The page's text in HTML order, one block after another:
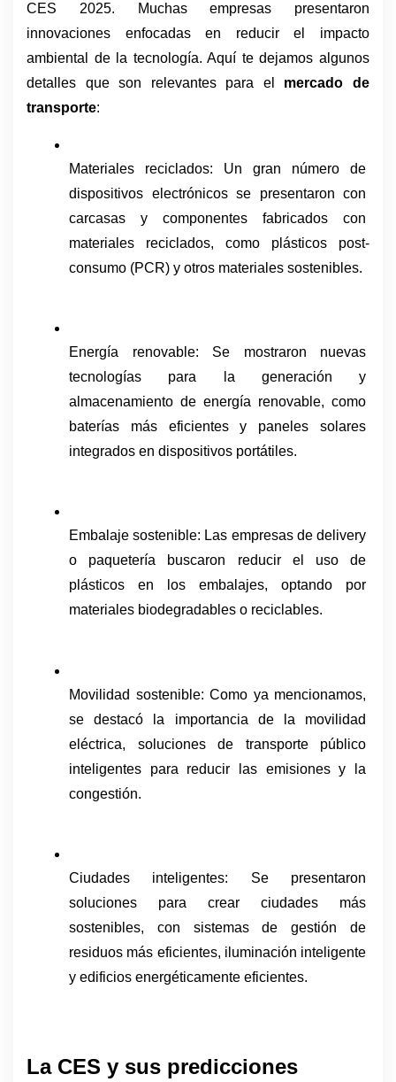
CES 2025. Muchas empresas presentaron
innovaciones enfocadas en reducir el impacto
ambiental de la tecnología. Aquí te dejamos algunos
detalles que son relevantes para el mercado de
transporte:
Materiales reciclados: Un gran número de
dispositivos electrónicos se presentaron con
carcasas y componentes fabricados con
materiales reciclados, como plásticos post-
consumo (PCR) y otros materiales sostenibles.
Energía renovable: Se mostraron nuevas
tecnologías para la generación y
almacenamiento de energía renovable, como
baterías más eficientes y paneles solares
integrados en dispositivos portátiles.
Embalaje sostenible: Las empresas de delivery
o paquetería buscaron reducir el uso de
plásticos en los embalajes, optando por
materiales biodegradables o reciclables.
Movilidad sostenible: Como ya mencionamos,
se destacó la importancia de la movilidad
eléctrica, soluciones de transporte público
inteligentes para reducir las emisiones y la
congestión.
Ciudades inteligentes: Se presentaron
soluciones para crear ciudades más
sostenibles, con sistemas de gestión de
residuos más eficientes, iluminación inteligente
y edificios energéticamente eficientes.
La CES y sus predicciones